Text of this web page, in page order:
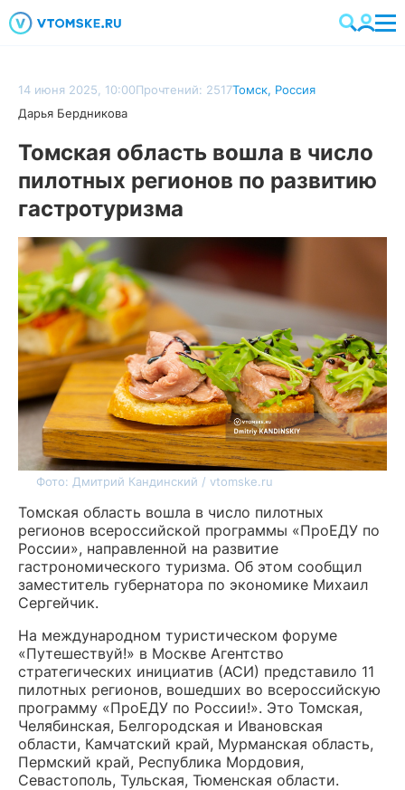
14 июня 2025, 10:00Прочтений: 2517Томск, Россия
Дарья Бердникова
Томская область вошла в число
пилотных регионов по развитию
гастротуризма
Фото: Дмитрий Кандинский / vtomske.ru
Томская область вошла в число пилотных
регионов всероссийской программы «ПроЕДУ по
России», направленной на развитие
гастрономического туризма. Об этом сообщил
заместитель губернатора по экономике Михаил
Сергейчик.
На международном туристическом форуме
«Путешествуй!» в Москве Агентство
стратегических инициатив (АСИ) представило 11
пилотных регионов, вошедших во всероссийскую
программу «ПроЕДУ по России!». Это Томская,
Челябинская, Белгородская и Ивановская
области, Камчатский край, Мурманская область,
Пермский край, Республика Мордовия,
Севастополь, Тульская, Тюменская области.